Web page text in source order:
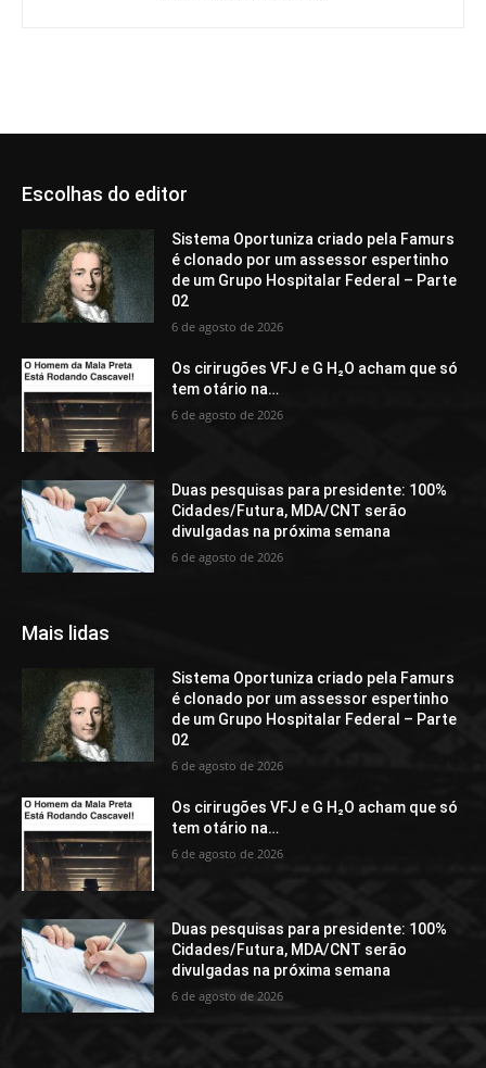
Escolhas do editor
Sistema Oportuniza criado pela Famurs
é clonado por um assessor espertinho
de um Grupo Hospitalar Federal – Parte
02
6 de agosto de 2026
Os cirirugões VFJ e G H₂O acham que só
tem otário na…
6 de agosto de 2026
Duas pesquisas para presidente: 100%
Cidades/Futura, MDA/CNT serão
divulgadas na próxima semana
6 de agosto de 2026
Mais lidas
Sistema Oportuniza criado pela Famurs
é clonado por um assessor espertinho
de um Grupo Hospitalar Federal – Parte
02
6 de agosto de 2026
Os cirirugões VFJ e G H₂O acham que só
tem otário na…
6 de agosto de 2026
Duas pesquisas para presidente: 100%
Cidades/Futura, MDA/CNT serão
divulgadas na próxima semana
6 de agosto de 2026